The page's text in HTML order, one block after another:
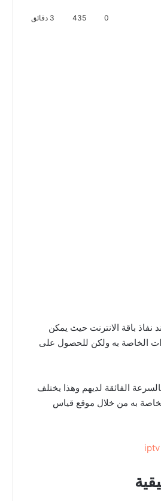
0
435
باقة الانترنت حيث يمكن
الخاصة به ولكن للحصول على
الفائقة لديهم وهذا يختلف
به من خلال موقع قياس